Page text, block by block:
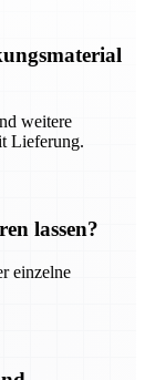
weitere
Lieferung.
lassen?
einzelne